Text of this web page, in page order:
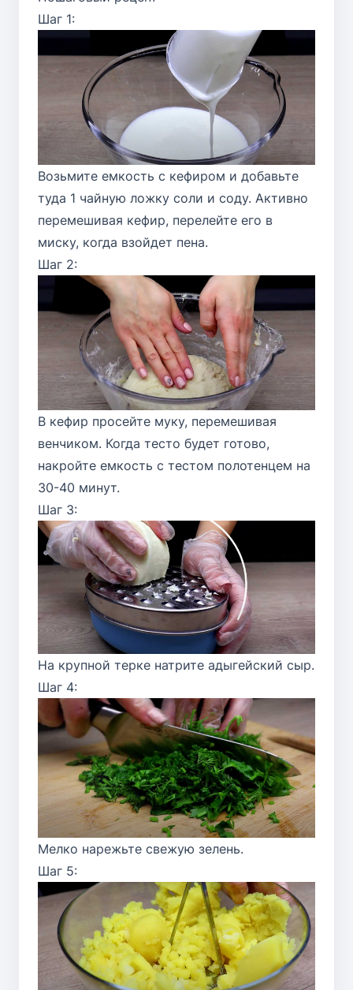
Шаг 1:
Возьмите емкость с кефиром и добавьте
туда 1 чайную ложку соли и соду. Активно
перемешивая кефир, перелейте его в
миску, когда взойдет пена.
Шаг 2:
В кефир просейте муку, перемешивая
венчиком. Когда тесто будет готово,
накройте емкость с тестом полотенцем на
30-40 минут.
Шаг 3:
На крупной терке натрите адыгейский сыр.
Шаг 4:
Мелко нарежьте свежую зелень.
Шаг 5: